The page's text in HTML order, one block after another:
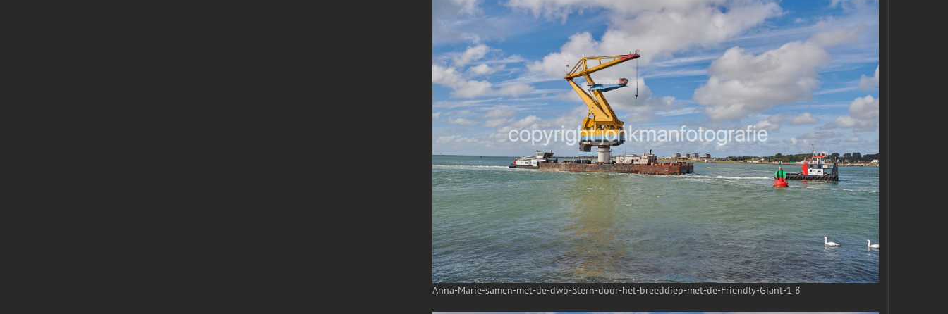
Anna-Marie-samen-met-de-dwb-Stern-door-het-breeddiep-met-de-Friendly-Giant-1 8